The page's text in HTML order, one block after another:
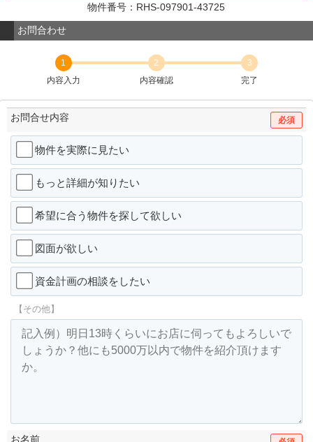
物件番号：RHS-097901-43725
お問合わせ
1
内容入力
2
内容確認
3
完了
お問合せ内容 必須
物件を実際に見たい
もっと詳細が知りたい
希望に合う物件を探して欲しい
図面が欲しい
資金計画の相談をしたい
【その他】
お名前